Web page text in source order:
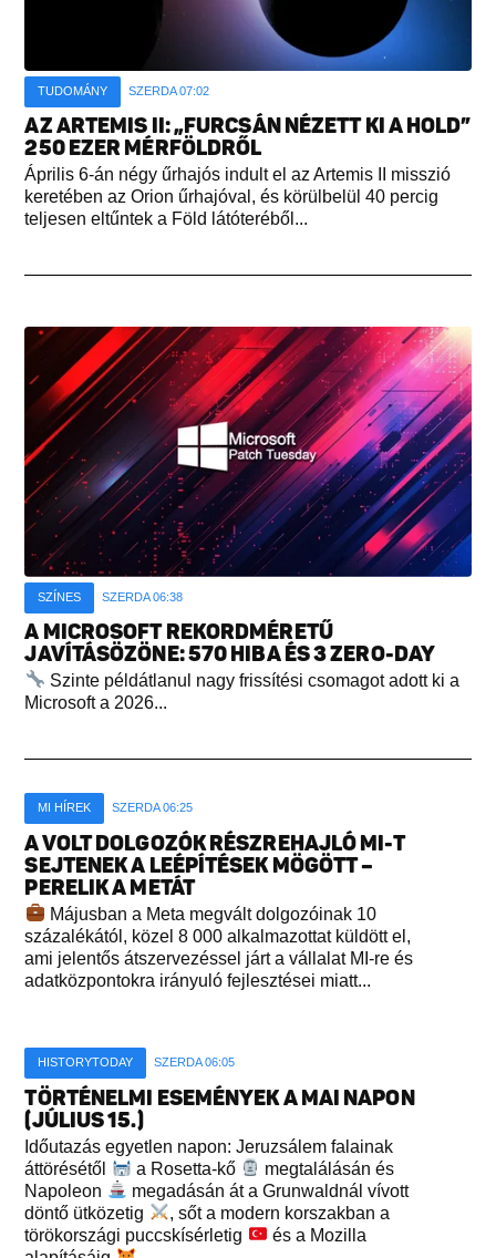
TUDOMÁNY SZERDA 07:02
AZ ARTEMIS II: „FURCSÁN NÉZETT KI A HOLD”
250 EZER MÉRFÖLDRŐL
Április 6-án négy űrhajós indult el az Artemis II misszió
keretében az Orion űrhajóval, és körülbelül 40 percig
teljesen eltűntek a Föld látóteréből...
SZÍNES SZERDA 06:38
A MICROSOFT REKORDMÉRETŰ
JAVÍTÁSÖZÖNE: 570 HIBA ÉS 3 ZERO-DAY
Szinte példátlanul nagy frissítési csomagot adott ki a
Microsoft a 2026...
MI HÍREK SZERDA 06:25
A VOLT DOLGOZÓK RÉSZREHAJLÓ MI-T
SEJTENEK A LEÉPÍTÉSEK MÖGÖTT –
PERELIK A METÁT
Májusban a Meta megvált dolgozóinak 10
százalékától, közel 8 000 alkalmazottat küldött el,
ami jelentős átszervezéssel járt a vállalat MI-re és
adatközpontokra irányuló fejlesztései miatt...
HISTORYTODAY SZERDA 06:05
TÖRTÉNELMI ESEMÉNYEK A MAI NAPON
(JÚLIUS 15.)
Időutazás egyetlen napon: Jeruzsálem falainak
áttörésétől
a Rosetta-kő
megtalálásán és
Napoleon
megadásán át a Grunwaldnál vívott
döntő ütközetig
, sőt a modern korszakban a
törökországi puccskísérletig
és a Mozilla